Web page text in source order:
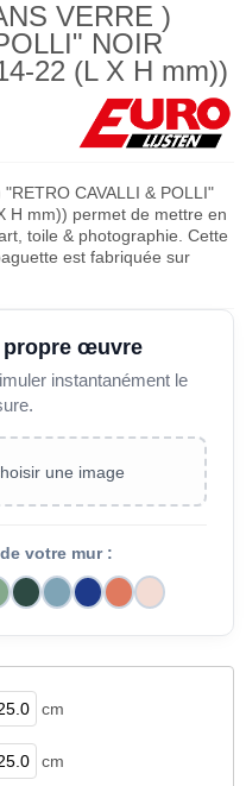
VERRE )
NOIR
22 (L X H mm))
CAVALLI & POLLI"
H mm)) permet de mettre en
toile & photographie. Cette
est fabriquée sur
œuvre
instantanément le
une image
votre mur :
cm
cm